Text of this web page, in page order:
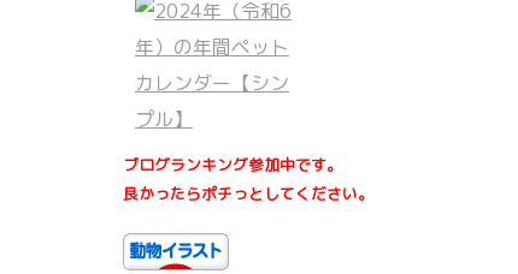
ブログランキング参加中です。
良かったらポチっとしてください。